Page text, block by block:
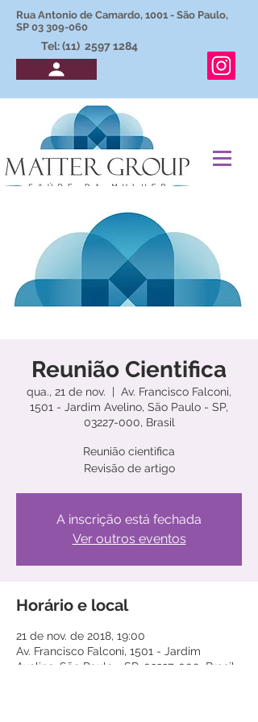
Rua Antonio de Camardo, 1001 - São Paulo,
SP 03 309-060
Tel: (11) 2597 1284
Reunião Cientifica
qua., 21 de nov.
  |
Av. Francisco Falconi,
1501 - Jardim Avelino, São Paulo - SP,
03227-000, Brasil
Reunião cientifica
Revisão de artigo
A inscrição está fechada
Ver outros eventos
Horário e local
21 de nov. de 2018, 19:00
Av. Francisco Falconi, 1501 - Jardim
Avelino, São Paulo - SP, 03227-000, Brasil